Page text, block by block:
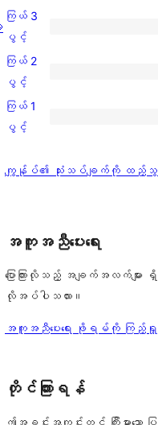
အဆင့်
သုံးသပ်
1
စောင်
4
ပွင့်
အဆင့်
သုံးသပ်
0
စောင်
ကြယ်
3
ပွင့်
အဆင့်
သုံးသပ်
ကြယ် 3
ပွင့်
ကြယ်
2
ပွင့်
သုံးသပ်
ကြယ် 2
ပွင့်
ကြယ်
ပွင့်
စောင်
ကြယ် 1
ပွင့်
ကျွန်ုပ်၏ သုံးသပ်ချက်ကို ထည့်
အကူအညီပေးရေး
ပြောကြားလိုသည့် အချက်အလက်မျာ
လိုအပ်ပါသလား။
အကူအညီပေးရေး ဖိုရမ်ကို ကြည့်
တိုင်ကြားရန်
ဤအခင်းအကျင်းတွင် ကြီးမားသော ပြ